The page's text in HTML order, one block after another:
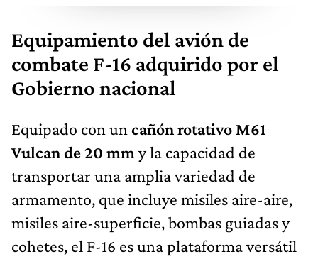
Equipamiento del avión de
combate F-16 adquirido por el
Gobierno nacional
Equipado con un cañón rotativo M61
Vulcan de 20 mm y la capacidad de
transportar una amplia variedad de
armamento, que incluye misiles aire-aire,
misiles aire-superficie, bombas guiadas y
cohetes, el F-16 es una plataforma versátil